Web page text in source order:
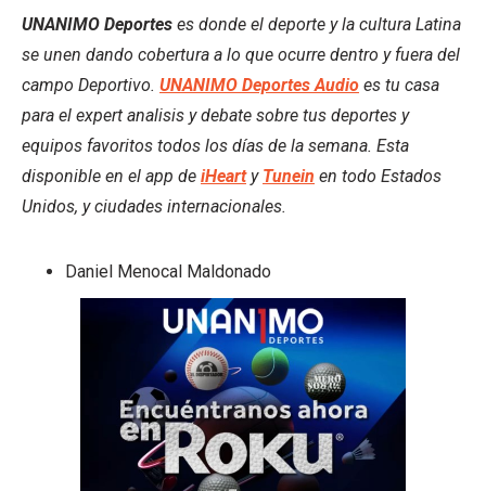
UNANIMO Deportes es donde el deporte y la cultura Latina
se unen dando cobertura a lo que ocurre dentro y fuera del
campo Deportivo. UNANIMO Deportes Audio es tu casa
para el expert analisis y debate sobre tus deportes y
equipos favoritos todos los días de la semana. Esta
disponible en el app de iHeart y Tunein en todo Estados
Unidos, y ciudades internacionales.
Daniel Menocal Maldonado